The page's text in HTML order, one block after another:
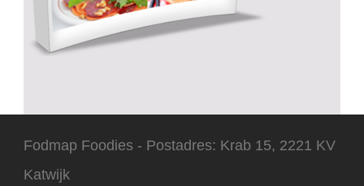
Fodmap Foodies - Postadres: Krab 15, 2221 KV
Katwijk